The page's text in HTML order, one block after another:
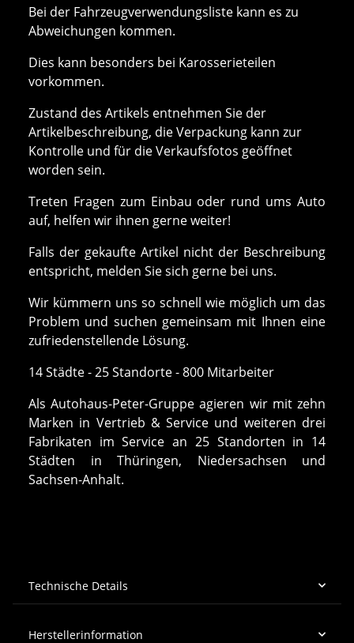
Bei der Fahrzeugverwendungsliste kann es zu
Abweichungen kommen.
Dies kann besonders bei Karosserieteilen
vorkommen.
Zustand des Artikels entnehmen Sie der
Artikelbeschreibung, die Verpackung kann zur
Kontrolle und für die Verkaufsfotos geöffnet
worden sein.
Treten Fragen zum Einbau oder rund ums Auto
auf, helfen wir ihnen gerne weiter!
Falls der gekaufte Artikel nicht der Beschreibung
entspricht, melden Sie sich gerne bei uns.
Wir kümmern uns so schnell wie möglich um das
Problem und suchen gemeinsam mit Ihnen eine
zufriedenstellende Lösung.
14 Städte - 25 Standorte - 800 Mitarbeiter
Als Autohaus-Peter-Gruppe agieren wir mit zehn
Marken in Vertrieb & Service und weiteren drei
Fabrikaten im Service an 25 Standorten in 14
Städten in Thüringen, Niedersachsen und
Sachsen-Anhalt.
Technische Details
Herstellerinformation